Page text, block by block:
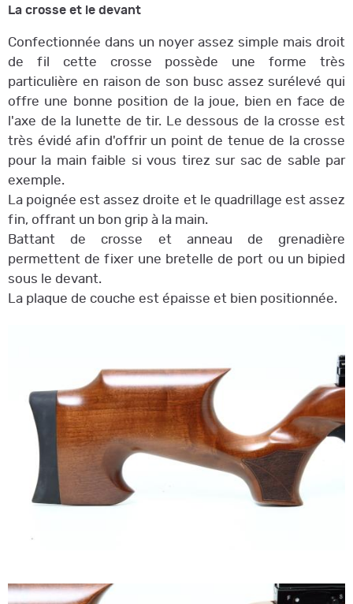
La crosse et le devant
Confectionnée dans un noyer assez simple mais droit
de fil cette crosse possède une forme très
particulière en raison de son busc assez surélevé qui
offre une bonne position de la joue, bien en face de
l'axe de la lunette de tir. Le dessous de la crosse est
très évidé afin d'offrir un point de tenue de la crosse
pour la main faible si vous tirez sur sac de sable par
exemple.
La poignée est assez droite et le quadrillage est assez
fin, offrant un bon grip à la main.
Battant de crosse et anneau de grenadière
permettent de fixer une bretelle de port ou un bipied
sous le devant.
La plaque de couche est épaisse et bien positionnée.